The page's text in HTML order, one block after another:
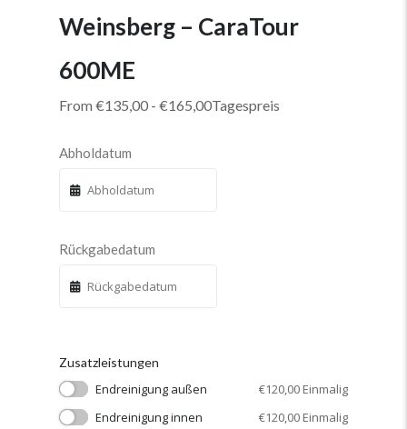
Weinsberg – CaraTour
600ME
From €135,00 - €165,00Tagespreis
Abholdatum
Rückgabedatum
Zusatzleistungen
Endreinigung außen €120,00 Einmalig
Endreinigung innen
€120,00 Einmalig